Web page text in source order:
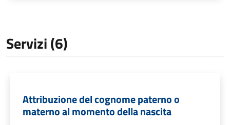
Servizi (6)
Attribuzione del cognome paterno o
materno al momento della nascita